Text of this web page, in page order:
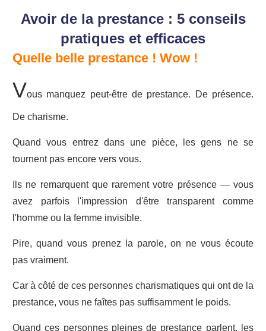
Avoir de la prestance : 5 conseils
pratiques et efficaces
Quelle belle prestance ! Wow !
Vous manquez peut-être de prestance. De présence.
De charisme.
Quand vous entrez dans une pièce, les gens ne se
tournent pas encore vers vous.
Ils ne remarquent que rarement votre présence — vous
avez parfois l'impression d'être transparent comme
l'homme ou la femme invisible.
Pire, quand vous prenez la parole, on ne vous écoute
pas vraiment.
Car à côté de ces personnes charismatiques qui ont de la
prestance, vous ne faîtes pas suffisamment le poids.
Quand ces personnes pleines de prestance parlent, les